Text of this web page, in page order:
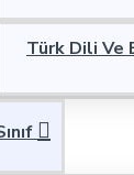
Türk Dili Ve